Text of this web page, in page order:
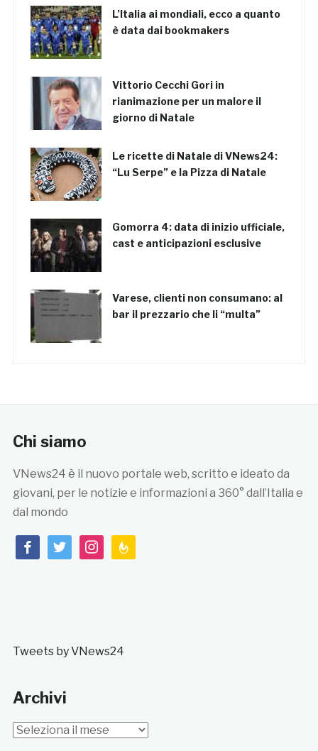
L’Italia ai mondiali, ecco a quanto
è data dai bookmakers
Vittorio Cecchi Gori in
rianimazione per un malore il
giorno di Natale
Le ricette di Natale di VNews24:
“Lu Serpe” e la Pizza di Natale
Gomorra 4: data di inizio ufficiale,
cast e anticipazioni esclusive
Varese, clienti non consumano: al
bar il prezzario che li “multa”
Chi siamo
VNews24 è il nuovo portale web, scritto e ideato da
giovani, per le notizie e informazioni a 360° dall’Italia e
dal mondo
facebooktwitterinstagramfeedburner
Tweets by VNews24
Archivi
Archivi